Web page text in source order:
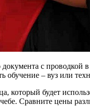
с
обучение – вуз или
который будет
Сравните цены